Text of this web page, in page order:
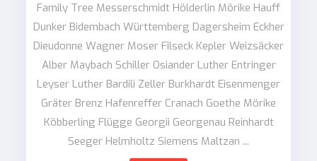
Family Tree Messerschmidt Hölderlin Mörike Hauff
Dunker Bidembach Württemberg Dagersheim Eckher
Dieudonne Wagner Moser Filseck Kepler Weizsäcker
Alber Maybach Schiller Osiander Luther Entringer
Leyser Luther Bardili Zeller Burkhardt Eisenmenger
Gräter Brenz Hafenreffer Cranach Goethe Mörike
Köbberling Flügge Georgii Georgenau Reinhardt
Seeger Helmholtz Siemens Maltzan ...